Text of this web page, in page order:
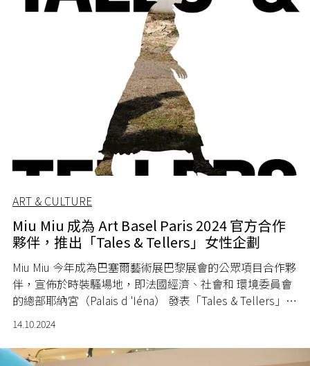
ART & CULTURE
Miu Miu 成為 Art Basel Paris 2024 官方合作
夥伴，推出「Tales & Tellers」女性企劃
Miu Miu 今年成為巴塞爾藝術展巴黎展會的公眾項目合作夥
伴，宣佈於時裝騷場地，即法國經濟、社會和 環境委員會
的總部耶納宮（Palais d 'Iéna） 發表「Tales & Tellers」企
劃。
14.10.2024